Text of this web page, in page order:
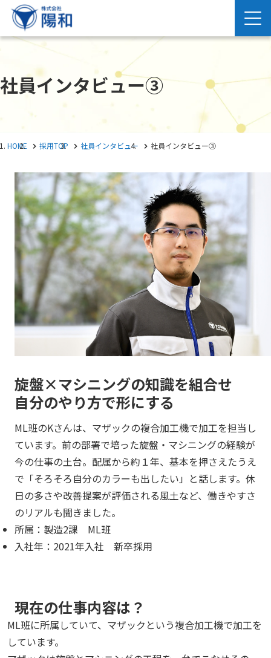
社員インタビュー③
HOME 採用TOP 社員インタビュー 社員インタビュー③
旋盤×マシニングの知識を組合せ
自分のやり方で形にする
ML班のKさんは、マザックの複合加工機で加工を担当し
ています。前の部署で培った旋盤・マシニングの経験が
今の仕事の土台。配属から約１年、基本を押さえたうえ
で「そろそろ自分のカラーも出したい」と話します。休
日の多さや改善提案が評価される風土など、働きやすさ
のリアルも聞きました。
所属：製造2課 ML班
入社年：2021年入社 新卒採用
現在の仕事内容は？
ML班に所属していて、マザックという複合加工機で加工を
しています。